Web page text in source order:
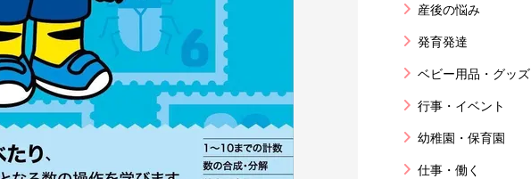
産後の悩み
発育発達
ベビー用品・グッズ
行事・イベント
幼稚園・保育園
仕事・働く